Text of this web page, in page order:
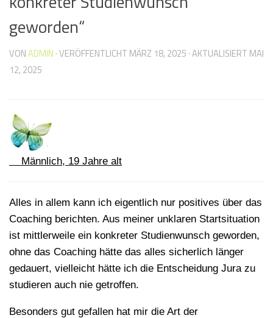
geworden“
VONADMIN · VERÖFFENTLICHT MÄRZ 18, 2025 · AKTUALISIERT MAI
12, 2025
Männlich, 19 Jahre alt
Alles in allem kann ich eigentlich nur positives über das
Coaching berichten. Aus meiner unklaren Startsituation
ist mittlerweile ein konkreter Studienwunsch geworden,
ohne das Coaching hätte das alles sicherlich länger
gedauert, vielleicht hätte ich die Entscheidung Jura zu
studieren auch nie getroffen.
Besonders gut gefallen hat mir die Art der